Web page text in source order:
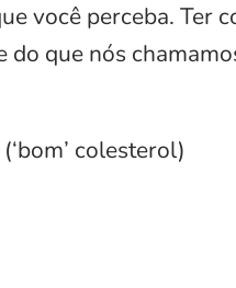
você perceba. Ter
que nós
colesterol)